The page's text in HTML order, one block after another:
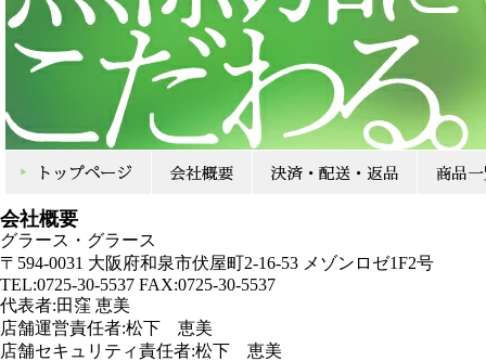
会社概要
グラース・グラース
〒594-0031 大阪府和泉市伏屋町2-16-53 メゾンロゼ1F2号
TEL:0725-30-5537 FAX:0725-30-5537
代表者:田窪 恵美
店舗運営責任者:松下 恵美
店舗セキュリティ責任者:松下 恵美